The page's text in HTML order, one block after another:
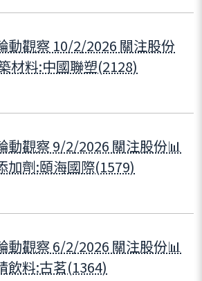
動觀察 10/2/2026 關注股份
材料:中國聯塑(2128)
動觀察 9/2/2026 關注股份📊
加劑:頤海國際(1579)
動觀察 6/2/2026 關注股份📊
飲料:古茗(1364)